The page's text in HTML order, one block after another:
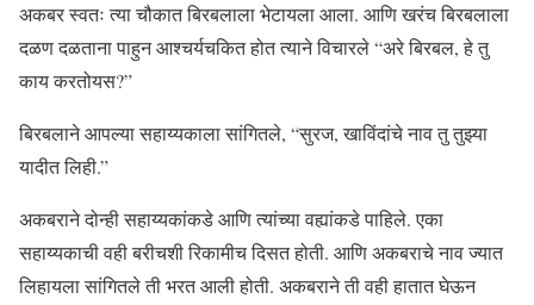
अकबर स्वतः त्या चौकात बिरबलाला भेटायला आला. आणि खरंच बिरबलाला
दळण दळताना पाहुन आश्चर्यचकित होत त्याने विचारले “अरे बिरबल, हे तु
काय करतोयस?”
बिरबलाने आपल्या सहाय्यकाला सांगितले, “सुरज, खाविंदांचे नाव तु तुझ्या
यादीत लिही.”
अकबराने दोन्ही सहाय्यकांकडे आणि त्यांच्या वह्यांकडे पाहिले. एका
सहाय्यकाची वही बरीचशी रिकामीच दिसत होती. आणि अकबराचे नाव ज्यात
लिहायला सांगितले ती भरत आली होती. अकबराने ती वही हातात घेऊन